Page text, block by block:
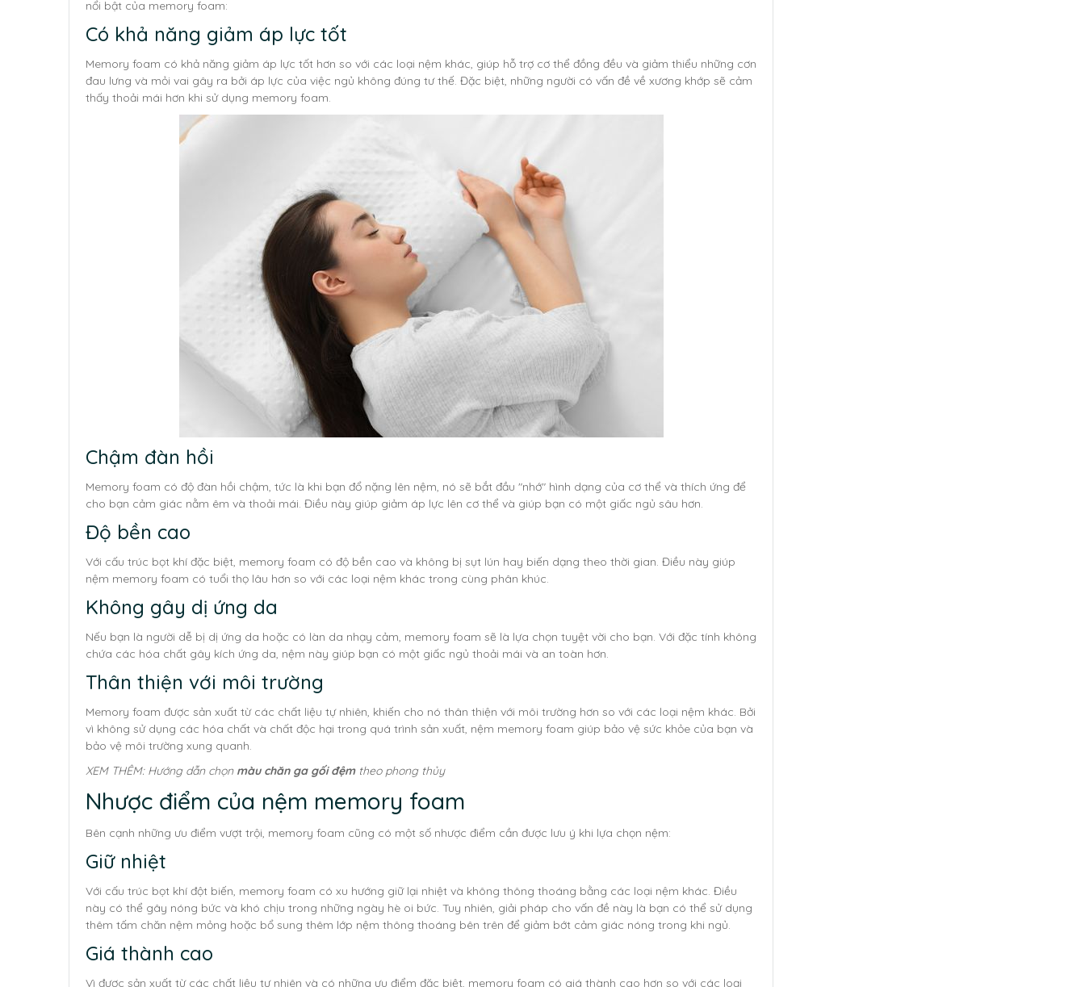
nổi bật của memory foam:
Có khả năng giảm áp lực tốt
Memory foam có khả năng giảm áp lực tốt hơn so với các loại nệm khác, giúp hỗ trợ cơ thể đồng đều và giảm thiểu những cơn
đau lưng và mỏi vai gây ra bởi áp lực của việc ngủ không đúng tư thế. Đặc biệt, những người có vấn đề về xương khớp sẽ cảm
thấy thoải mái hơn khi sử dụng memory foam.
Chậm đàn hồi
Memory foam có độ đàn hồi chậm, tức là khi bạn đổ nặng lên nệm, nó sẽ bắt đầu "nhớ" hình dạng của cơ thể và thích ứng để
cho bạn cảm giác nằm êm và thoải mái. Điều này giúp giảm áp lực lên cơ thể và giúp bạn có một giấc ngủ sâu hơn.
Độ bền cao
Với cấu trúc bọt khí đặc biệt, memory foam có độ bền cao và không bị sụt lún hay biến dạng theo thời gian. Điều này giúp
nệm memory foam có tuổi thọ lâu hơn so với các loại nệm khác trong cùng phân khúc.
Không gây dị ứng da
Nếu bạn là người dễ bị dị ứng da hoặc có làn da nhạy cảm, memory foam sẽ là lựa chọn tuyệt vời cho bạn. Với đặc tính không
chứa các hóa chất gây kích ứng da, nệm này giúp bạn có một giấc ngủ thoải mái và an toàn hơn.
Thân thiện với môi trường
Memory foam được sản xuất từ các chất liệu tự nhiên, khiến cho nó thân thiện với môi trường hơn so với các loại nệm khác. Bởi
vì không sử dụng các hóa chất và chất độc hại trong quá trình sản xuất, nệm memory foam giúp bảo vệ sức khỏe của bạn và
bảo vệ môi trường xung quanh.
XEM THÊM: Hướng dẫn chọn màu chăn ga gối đệmtheo phong thủy
Nhược điểm của nệm memory foam
Bên cạnh những ưu điểm vượt trội, memory foam cũng có một số nhược điểm cần được lưu ý khi lựa chọn nệm:
Giữ nhiệt
Với cấu trúc bọt khí đột biến, memory foam có xu hướng giữ lại nhiệt và không thông thoáng bằng các loại nệm khác. Điều
này có thể gây nóng bức và khó chịu trong những ngày hè oi bức. Tuy nhiên, giải pháp cho vấn đề này là bạn có thể sử dụng
thêm tấm chăn nệm mỏng hoặc bổ sung thêm lớp nệm thông thoáng bên trên để giảm bớt cảm giác nóng trong khi ngủ.
Giá thành cao
Vì được sản xuất từ các chất liệu tự nhiên và có những ưu điểm đặc biệt, memory foam có giá thành cao hơn so với các loại